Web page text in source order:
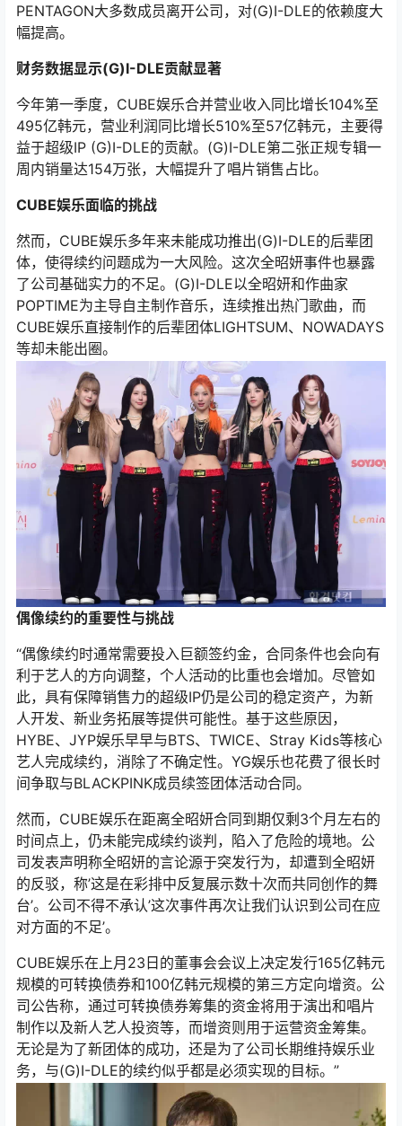
PENTAGON大多数成员离开公司，对(G)I-DLE的依赖度大
幅提高。
财务数据显示(G)I-DLE贡献显著
今年第一季度，CUBE娱乐合并营业收入同比增长104%至
495亿韩元，营业利润同比增长510%至57亿韩元，主要得
益于超级IP (G)I-DLE的贡献。(G)I-DLE第二张正规专辑一
周内销量达154万张，大幅提升了唱片销售占比。
CUBE娱乐面临的挑战
然而，CUBE娱乐多年来未能成功推出(G)I-DLE的后辈团
体，使得续约问题成为一大风险。这次全昭妍事件也暴露
了公司基础实力的不足。(G)I-DLE以全昭妍和作曲家
POPTIME为主导自主制作音乐，连续推出热门歌曲，而
CUBE娱乐直接制作的后辈团体LIGHTSUM、NOWADAYS
等却未能出圈。
偶像续约的重要性与挑战
“偶像续约时通常需要投入巨额签约金，合同条件也会向有
利于艺人的方向调整，个人活动的比重也会增加。尽管如
此，具有保障销售力的超级IP仍是公司的稳定资产，为新
人开发、新业务拓展等提供可能性。基于这些原因，
HYBE、JYP娱乐早早与BTS、TWICE、Stray Kids等核心
艺人完成续约，消除了不确定性。YG娱乐也花费了很长时
间争取与BLACKPINK成员续签团体活动合同。
然而，CUBE娱乐在距离全昭妍合同到期仅剩3个月左右的
时间点上，仍未能完成续约谈判，陷入了危险的境地。公
司发表声明称全昭妍的言论源于突发行为，却遭到全昭妍
的反驳，称’这是在彩排中反复展示数十次而共同创作的舞
台’。公司不得不承认’这次事件再次让我们认识到公司在应
对方面的不足’。
CUBE娱乐在上月23日的董事会会议上决定发行165亿韩元
规模的可转换债券和100亿韩元规模的第三方定向增资。公
司公告称，通过可转换债券筹集的资金将用于演出和唱片
制作以及新人艺人投资等，而增资则用于运营资金筹集。
无论是为了新团体的成功，还是为了公司长期维持娱乐业
务，与(G)I-DLE的续约似乎都是必须实现的目标。”